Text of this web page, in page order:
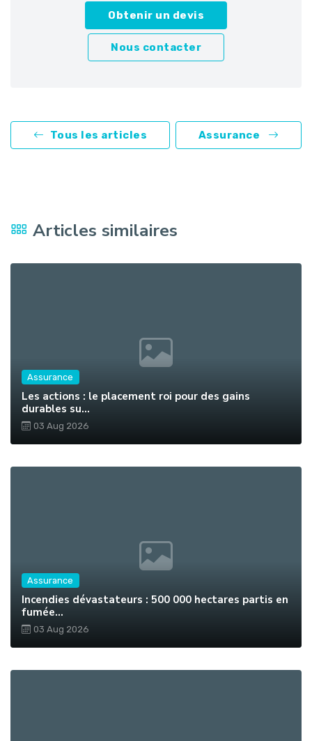
Obtenir un devis
Nous contacter
Tous les articles Assurance
Articles similaires
Assurance
Les actions : le placement roi pour des gains
durables su...
03 Aug 2026
Assurance
Incendies dévastateurs : 500 000 hectares partis en
fumée...
03 Aug 2026